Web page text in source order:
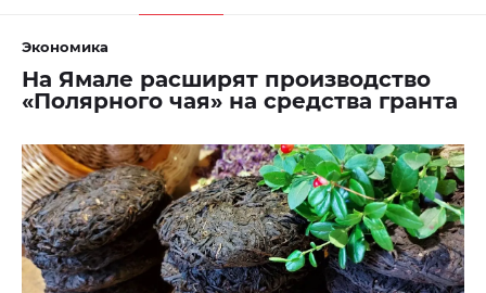
Экономика
На Ямале расширят производство
«Полярного чая» на средства гранта